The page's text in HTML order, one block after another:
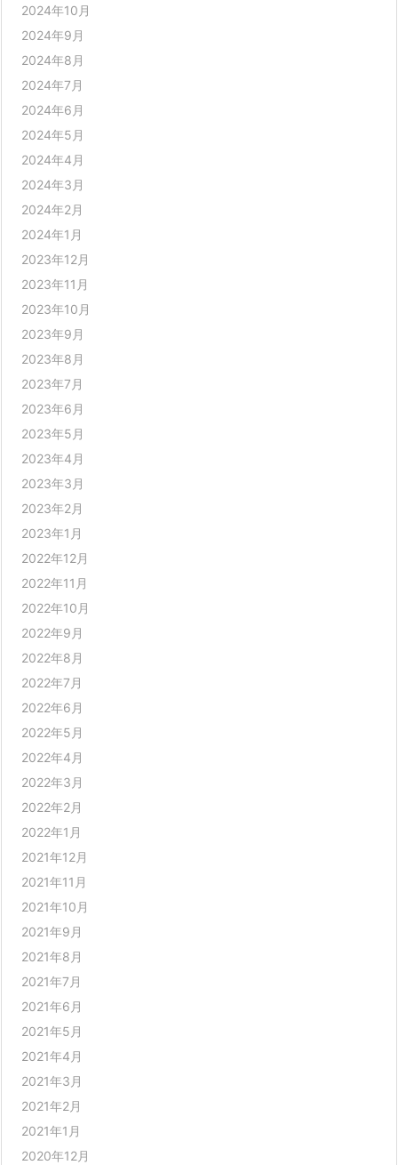
2024年10月
2024年9月
2024年8月
2024年7月
2024年6月
2024年5月
2024年4月
2024年3月
2024年2月
2024年1月
2023年12月
2023年11月
2023年10月
2023年9月
2023年8月
2023年7月
2023年6月
2023年5月
2023年4月
2023年3月
2023年2月
2023年1月
2022年12月
2022年11月
2022年10月
2022年9月
2022年8月
2022年7月
2022年6月
2022年5月
2022年4月
2022年3月
2022年2月
2022年1月
2021年12月
2021年11月
2021年10月
2021年9月
2021年8月
2021年7月
2021年6月
2021年5月
2021年4月
2021年3月
2021年2月
2021年1月
2020年12月